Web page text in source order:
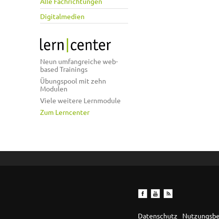
Digitalmedien
Neun umfangreiche web-
based Trainings
Übungspool mit zehn
Modulen
Viele weitere Lernmodule
Zum Lerncenter
Datenschutz